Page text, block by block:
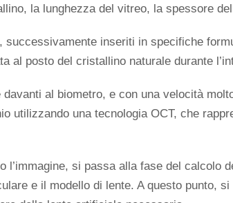
la lunghezza del vitreo, la spessore
successivamente inseriti in specifiche
al posto del cristallino naturale durante
al biometro, e con una velocità
utilizzando una tecnologia OCT, che
l’immagine, si passa alla fase del calcolo
e il modello di lente. A questo punto,